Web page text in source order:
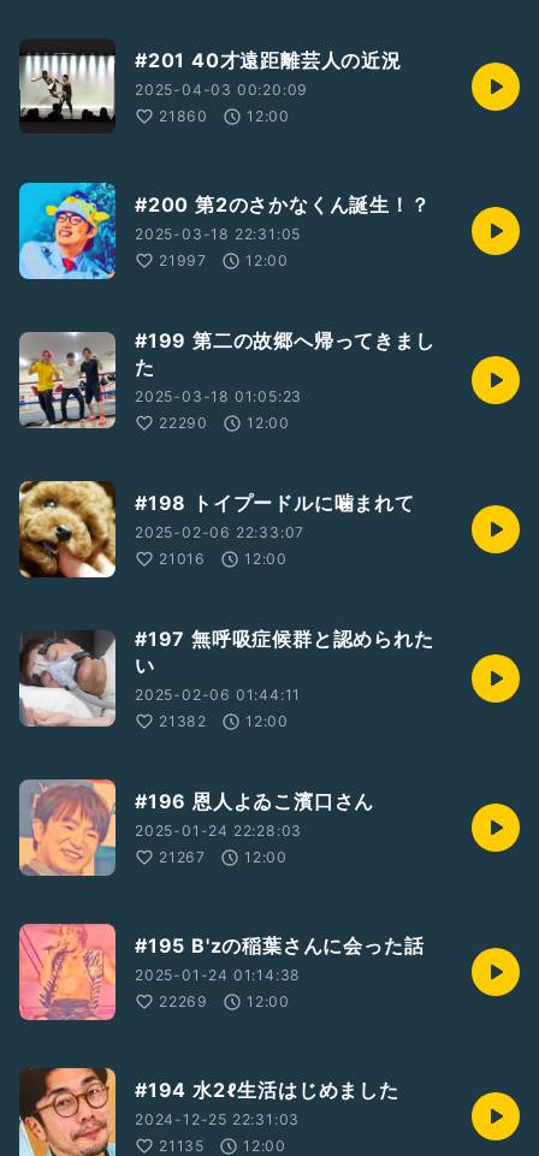
#201 40才遠距離芸人の近況
2025-04-03 00:20:09
21860
12:00
#200 第2のさかなくん誕生！？
2025-03-18 22:31:05
21997
12:00
#199 第二の故郷へ帰ってきまし
た
2025-03-18 01:05:23
22290
12:00
#198 トイプードルに噛まれて
2025-02-06 22:33:07
21016
12:00
#197 無呼吸症候群と認められた
い
2025-02-06 01:44:11
21382
12:00
#196 恩人よゐこ濱口さん
2025-01-24 22:28:03
21267
12:00
#195 B'zの稲葉さんに会った話
2025-01-24 01:14:38
22269
12:00
#194 水2ℓ生活はじめました
2024-12-25 22:31:03
21135
12:00